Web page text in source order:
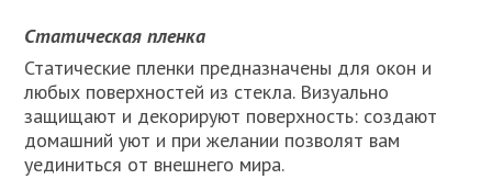
Статическая пленка
Статические пленки предназначены для окон и
любых поверхностей из стекла. Визуально
защищают и декорируют поверхность: создают
домашний уют и при желании позволят вам
уединиться от внешнего мира.